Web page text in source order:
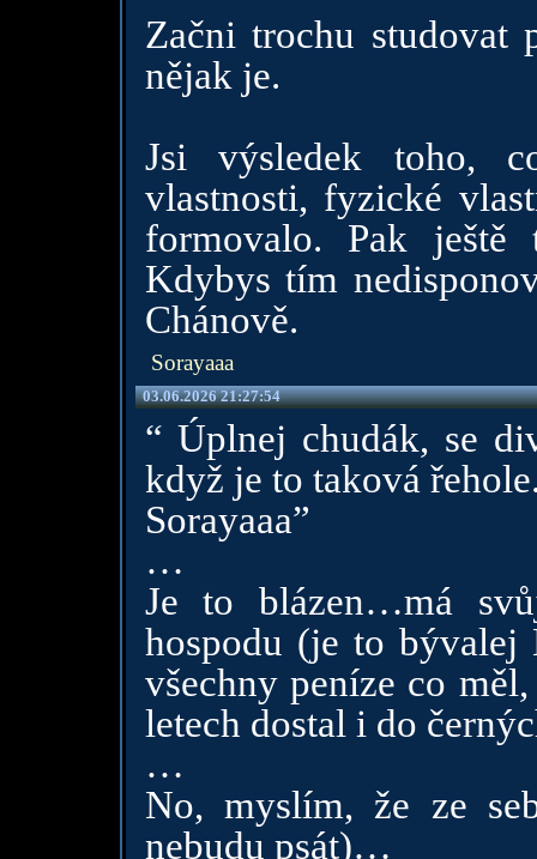
Začni trochu studovat
nějak je.
Jsi výsledek toho,
vlastnosti, fyzické
formovalo. Pak
Kdybys tím
Chánově.
Sorayaaa
03.06.2026 21:27:54
“ Úplnej chudák, se
když je to taková
Sorayaaa”
…
Je to blázen…má
hospodu (je to
všechny peníze co
letech dostal i do
…
No, myslím, že ze
nebudu psát)…